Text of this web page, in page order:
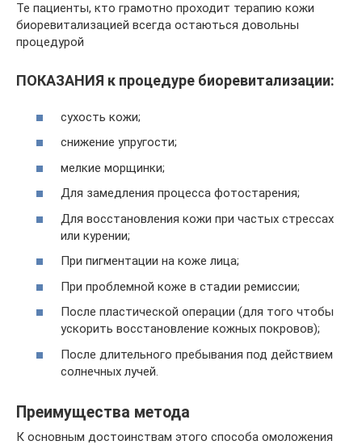
Те пациенты, кто грамотно проходит терапию кожи
биоревитализацией всегда остаються довольны
процедурой
ПОКАЗАНИЯ к процедуре биоревитализации:
сухость кожи;
снижение упругости;
мелкие морщинки;
Для замедления процесса фотостарения;
Для восстановления кожи при частых стрессах
или курении;
При пигментации на коже лица;
При проблемной коже в стадии ремиссии;
После пластической операции (для того чтобы
ускорить восстановление кожных покровов);
После длительного пребывания под действием
солнечных лучей.
Преимущества метода
К основным достоинствам этого способа омоложения